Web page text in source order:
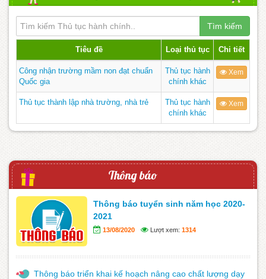
Tìm kiếm
Tiêu đề Loại thủ tục Chi tiết
Công nhận trường mầm non đạt chuẩn
Quốc gia
Thủ tục hành
chính khác
Xem
Thủ tục thành lập nhà trường, nhà trẻ
Thủ tục hành
chính khác
Xem
Thông báo
Thông báo tuyển sinh năm học 2020-
2021
13/08/2020 Lượt xem: 1314
Thông báo triển khai kế hoạch nâng cao chất lượng dạy